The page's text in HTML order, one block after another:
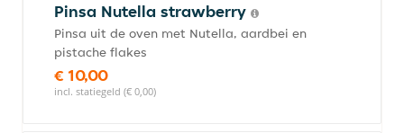
Pinsa Nutella strawberry
Pinsa uit de oven met Nutella, aardbei en
pistache flakes
€ 10,00
incl. statiegeld (€ 0,00)